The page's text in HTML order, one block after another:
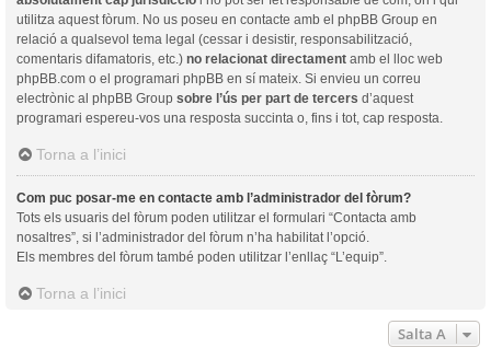
utilitza aquest fòrum. No us poseu en contacte amb el phpBB Group en
relació a qualsevol tema legal (cessar i desistir, responsabilització,
comentaris difamatoris, etc.) no relacionat directament amb el lloc web
phpBB.com o el programari phpBB en sí mateix. Si envieu un correu
electrònic al phpBB Group sobre l’ús per part de tercers d’aquest
programari espereu-vos una resposta succinta o, fins i tot, cap resposta.
Torna a l’inici
Com puc posar-me en contacte amb l’administrador del fòrum?
Tots els usuaris del fòrum poden utilitzar el formulari “Contacta amb
nosaltres”, si l’administrador del fòrum n’ha habilitat l’opció.
Els membres del fòrum també poden utilitzar l’enllaç “L’equip”.
Torna a l’inici
Salta A